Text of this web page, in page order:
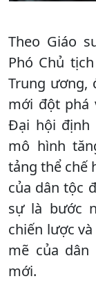
Theo Giáo
Phó Chủ
Trung ương,
mới đột phá
Đại hội định
mô hình
tảng thể chế
của dân tộc
sự là bước
chiến lược
mẽ của dân
mới.